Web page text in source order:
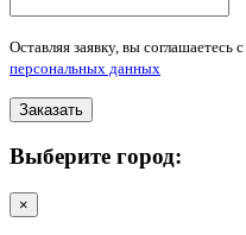
Оставляя заявку, вы соглашаетесь с
персональных данных
Заказать
Выберите город:
×